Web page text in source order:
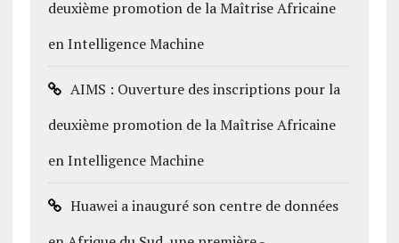
deuxième promotion de la Maîtrise Africaine
en Intelligence Machine
AIMS : Ouverture des inscriptions pour la
deuxième promotion de la Maîtrise Africaine
en Intelligence Machine
Huawei a inauguré son centre de données